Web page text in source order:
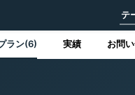
テ
ラン(6) 実績 お問